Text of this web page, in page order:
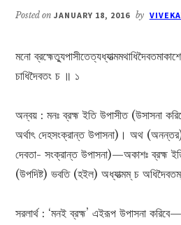
Posted onJANUARY 18, 2016 by
মনো
চাধিদৈবতং চ ॥ ১
অন্বয় : মনঃ ব্রহ্ম ইতি উপাসীত (উসাসনা
অর্থাৎ দেহসংক্রান্ত উপাসনা)। অথ
দেবতা- সংক্রান্ত উপাসনা)—অকাশঃ ব্রহ্ম
(উপদিষ্ট) ভবতি (হইল) অধ্যাত্মম্ চ
সরলার্থ : ‘মনই ব্রহ্ম’ এইরূপ উপাসনা